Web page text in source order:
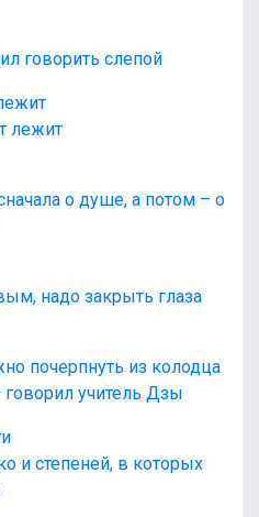
говорить слепой
лежит
о душе, а потом – о
надо закрыть глаза
почерпнуть из колодца
учитель Дзы
и степеней, в которых